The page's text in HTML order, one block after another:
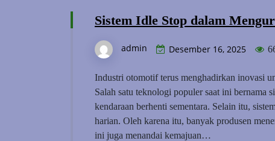
Sistem Idle Stop dalam
admin Desember 16, 2025
Industri otomotif terus menghadirkan inovasi
Salah satu teknologi populer saat ini bernama
kendaraan berhenti sementara. Selain itu,
harian. Oleh karena itu, banyak produsen
ini juga menandai kemajuan…